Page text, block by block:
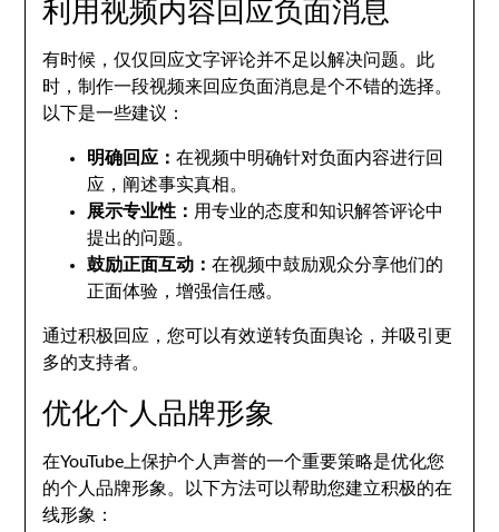
利用视频内容回应负面消息
有时候，仅仅回应文字评论并不足以解决问题。此
时，制作一段视频来回应负面消息是个不错的选择。
以下是一些建议：
明确回应：在视频中明确针对负面内容进行回
应，阐述事实真相。
展示专业性： 用专业的态度和知识解答评论中
提出的问题。
鼓励正面互动：在视频中鼓励观众分享他们的
正面体验，增强信任感。
通过积极回应，您可以有效逆转负面舆论，并吸引更
多的支持者。
优化个人品牌形象
在YouTube上保护个人声誉的一个重要策略是优化您
的个人品牌形象。以下方法可以帮助您建立积极的在
线形象：